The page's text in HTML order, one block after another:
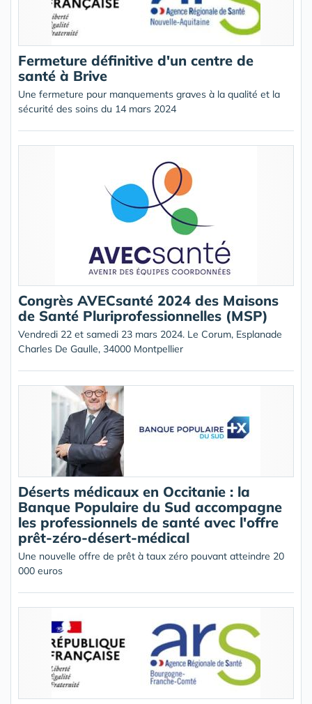
Fermeture définitive d'un centre de
santé à Brive
Une fermeture pour manquements graves à la qualité et la
sécurité des soins du 14 mars 2024
Congrès AVECsanté 2024 des Maisons
de Santé Pluriprofessionnelles (MSP)
Vendredi 22 et samedi 23 mars 2024. Le Corum, Esplanade
Charles De Gaulle, 34000 Montpellier
Déserts médicaux en Occitanie : la
Banque Populaire du Sud accompagne
les professionnels de santé avec l'offre
prêt-zéro-désert-médical
Une nouvelle offre de prêt à taux zéro pouvant atteindre 20
000 euros